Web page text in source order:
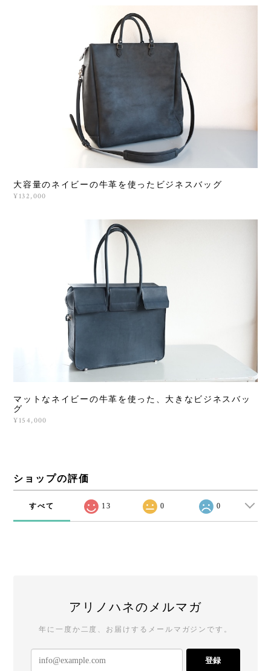
大容量のネイビーの牛革を使ったビジネスバッグ
¥132,000
マットなネイビーの牛革を使った、大きなビジネスバッ
グ
¥154,000
ショップの評価
すべて 13 0 0
アリノハネのメルマガ
年に一度か二度、お届けするメールマガジンです。
登録